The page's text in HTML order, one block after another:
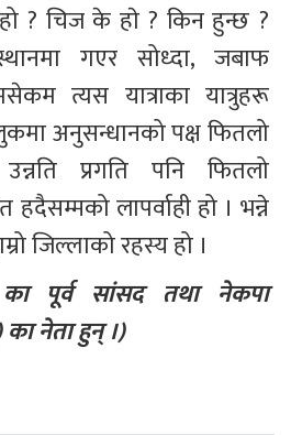
? चिज के हाे ? किन हुन्छ ?
गएर सोध्दा, जबाफ
त्यस यात्राका यात्रुहरू
अनुसन्धानको पक्ष फितलो
प्रगति पनि फितलो
लापर्वाही हो । भन्ने
जिल्लाको रहस्य हो ।
का पूर्व सांसद तथा नेकपा
नेता हुन् ।)